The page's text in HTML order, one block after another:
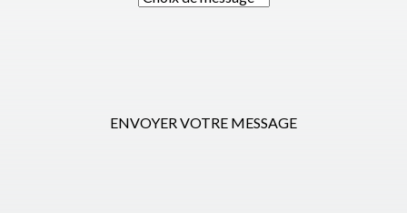
ENVOYER VOTRE MESSAGE